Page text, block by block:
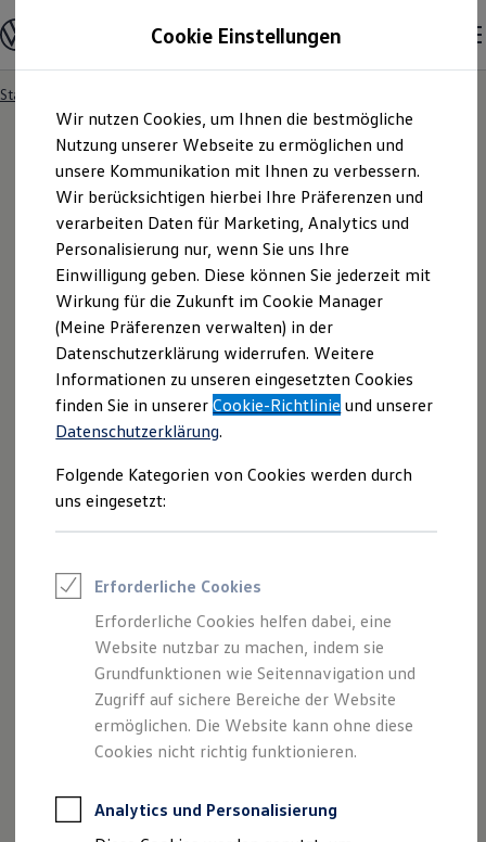
Hauptinhalt
springen
Footer
springen
Modelle & Konfigurator
Nutzfahrzeugkategorien entdecken
Modelle konfigurieren
Vorgängermodelle und Oldtimer
Vorgängermodelle
Oldtimer
Bulli Historie
Branchenlösungen & Gewerbekunden
Umbaulösungen und Hersteller finden
Auf- und Umbauten entdecken & konfigurieren
Groß- und Sonderkunden
Großkunden
Kommunen & Behörden
Journalisten
Sportvereine
Branchenlösungen
Bau & Handwerk
Gewerbliche Personenbeförderung
Service & mobile Werkstätten
Kurier, Logistik & Handel
Feuerwehr
Rettungsdienste
ONE Business ID Vorteile
Fahrzeugsuche & Marktplatz
Digitaler Marktplatz
Kauf & Finanzierung
Online-Fahrzeugbewertung
Aktionen & Angebote
E-Auto-Förderung
Für Privatkunden
Für Gewerbekunden
Profi Paket
TopDeal
Zertifizierte Gebrauchtwagen
Startseite
Cookie Einstellungen
Wir nutzen Cookies, um Ihnen die bestmögliche
Nutzung unserer Webseite zu ermöglichen und
unsere Kommunikation mit Ihnen zu verbessern.
Wir berücksichtigen hierbei Ihre Präferenzen und
verarbeiten Daten für Marketing, Analytics und
Personalisierung nur, wenn Sie uns Ihre
Einwilligung geben. Diese können Sie jederzeit mit
Wirkung für die Zukunft im Cookie Manager
(Meine Präferenzen verwalten) in der
Datenschutzerklärung widerrufen. Weitere
Informationen zu unseren eingesetzten Cookies
finden Sie in unsererCookie-Richtlinie und unserer
Datenschutzerklärung.
Folgende Kategorien von Cookies werden durch
uns eingesetzt:
Erforderliche Cookies
Erforderliche Cookies helfen dabei, eine
Website nutzbar zu machen, indem sie
Grundfunktionen wie Seitennavigation und
Zugriff auf sichere Bereiche der Website
ermöglichen. Die Website kann ohne diese
Cookies nicht richtig funktionieren.
Analytics und Personalisierung